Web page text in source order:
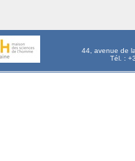
44, avenue de
Tél. :